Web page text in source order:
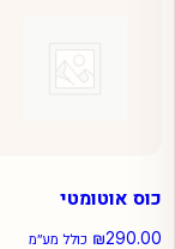
כוס אוטומטי
₪290.00 כולל מע״מ